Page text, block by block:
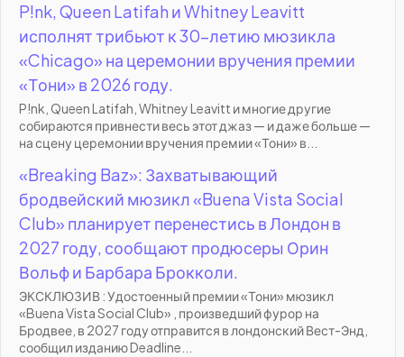
P!nk, Queen Latifah и Whitney Leavitt
исполнят трибьют к 30-летию мюзикла
«Chicago» на церемонии вручения премии
«Тони» в 2026 году.
P!nk, Queen Latifah, Whitney Leavitt и многие другие
собираются привнести весь этот джаз — и даже больше —
на сцену церемонии вручения премии «Тони» в...
«Breaking Baz»: Захватывающий
бродвейский мюзикл «Buena Vista Social
Club» планирует перенестись в Лондон в
2027 году, сообщают продюсеры Орин
Вольф и Барбара Брокколи.
ЭКСКЛЮЗИВ : Удостоенный премии «Тони» мюзикл
«Buena Vista Social Club» , произведший фурор на
Бродвее, в 2027 году отправится в лондонский Вест-Энд,
сообщил изданию Deadline...